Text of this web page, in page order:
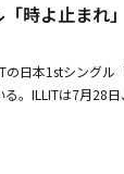
報はもちろん、
みなさまのコミュ
ィ
ト「2025 ILLIT
で初披露された
が実現。予想外
様な感情と、恋
感と恋愛中に本
り、または恋に
時よ止まれ
の日本1stシング
。ILLITは7月28
ニアルバム「